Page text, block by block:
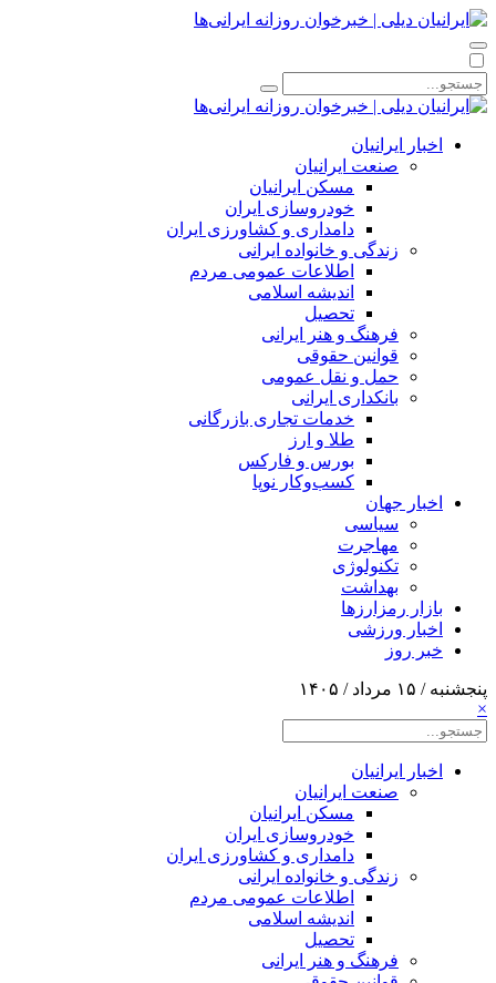
اخبار ایرانیان
صنعت ایرانیان
مسکن ایرانیان
خودروسازی ایران
دامداری و کشاورزی ایران
زندگی و خانواده ایرانی
اطلاعات عمومی مردم
اندیشه اسلامی
تحصیل
فرهنگ و هنر ایرانی
قوانین حقوقی
حمل و نقل عمومی
بانکداری ایرانی
خدمات تجاری بازرگانی
طلا و ارز
بورس و فارکس
کسب‌وکار نوپا
اخبار جهان
سیاسی
مهاجرت
تکنولوژی
بهداشت
بازار رمزارزها
اخبار ورزشی
خبر روز
پنجشنبه / ۱۵ مرداد / ۱۴۰۵
×
اخبار ایرانیان
صنعت ایرانیان
مسکن ایرانیان
خودروسازی ایران
دامداری و کشاورزی ایران
زندگی و خانواده ایرانی
اطلاعات عمومی مردم
اندیشه اسلامی
تحصیل
فرهنگ و هنر ایرانی